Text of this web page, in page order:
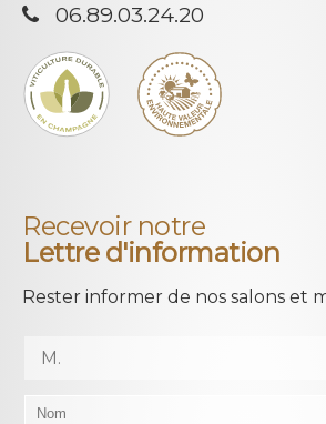
06.89.03.24.20
Recevoir notre
Lettre d'information
Rester informer de nos salons et